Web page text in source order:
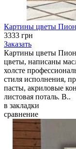
Картины цветы
3333 грн
Заказать
Картины цветы
цветы, написаны
холсте
стиля исполнения,
пасты, акриловые
листовая поталь. В..
в закладки
сравнение